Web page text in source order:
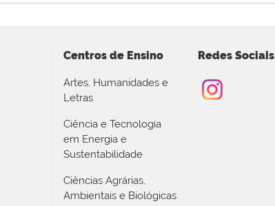
Centros de Ensino
Artes, Humanidades e
Letras
Ciência e Tecnologia
em Energia e
Sustentabilidade
Ciências Agrárias,
Ambientais e Biológicas
Redes Sociais